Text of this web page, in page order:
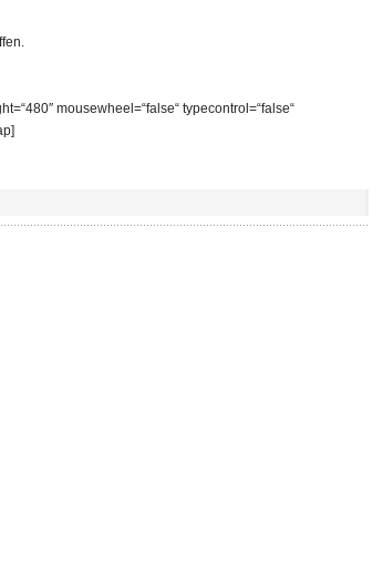
mousewheel=“false“ typecontrol=“false“